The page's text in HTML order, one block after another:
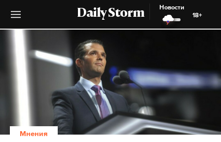
Daily Storm
Новости
18+
Мнения